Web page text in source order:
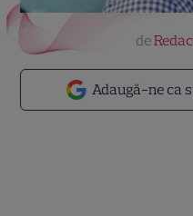
Adaugă-ne ca
de